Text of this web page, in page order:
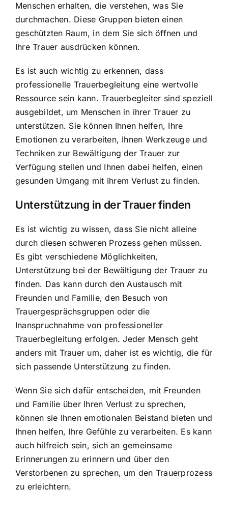
Menschen erhalten, die verstehen, was Sie
durchmachen. Diese Gruppen bieten einen
geschützten Raum, in dem Sie sich öffnen und
Ihre Trauer ausdrücken können.
Es ist auch wichtig zu erkennen, dass
professionelle Trauerbegleitung eine wertvolle
Ressource sein kann. Trauerbegleiter sind speziell
ausgebildet, um Menschen in ihrer Trauer zu
unterstützen. Sie können Ihnen helfen, Ihre
Emotionen zu verarbeiten, Ihnen Werkzeuge und
Techniken zur Bewältigung der Trauer zur
Verfügung stellen und Ihnen dabei helfen, einen
gesunden Umgang mit Ihrem Verlust zu finden.
Unterstützung in der Trauer finden
Es ist wichtig zu wissen, dass Sie nicht alleine
durch diesen schweren Prozess gehen müssen.
Es gibt verschiedene Möglichkeiten,
Unterstützung bei der Bewältigung der Trauer zu
finden. Das kann durch den Austausch mit
Freunden und Familie, den Besuch von
Trauergesprächsgruppen oder die
Inanspruchnahme von professioneller
Trauerbegleitung erfolgen. Jeder Mensch geht
anders mit Trauer um, daher ist es wichtig, die für
sich passende Unterstützung zu finden.
Wenn Sie sich dafür entscheiden, mit Freunden
und Familie über Ihren Verlust zu sprechen,
können sie Ihnen emotionalen Beistand bieten und
Ihnen helfen, Ihre Gefühle zu verarbeiten. Es kann
auch hilfreich sein, sich an gemeinsame
Erinnerungen zu erinnern und über den
Verstorbenen zu sprechen, um den Trauerprozess
zu erleichtern.